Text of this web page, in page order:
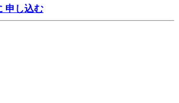
申し込む